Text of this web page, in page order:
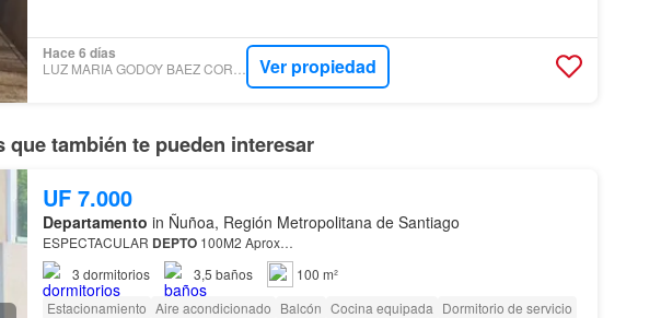
Hace 6 días
LUZ MARIA GODOY BAEZ CORREDORES DE PROPIEDADES E.I.R.L. Ver propiedad
también te pueden interesar
UF 7.000
Departamento in Ñuñoa, Región Metropolitana de Santiago
ESPECTACULAR DEPTO100M2 Aprox…
3 dormitorios 3,5 baños
100 m²
Estacionamiento Aire acondicionado Balcón Cocina equipada Dormitorio de servicio